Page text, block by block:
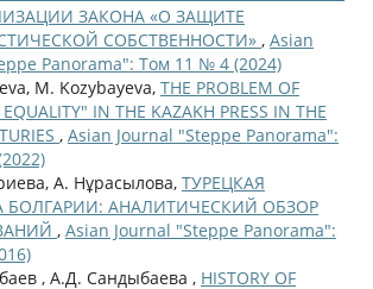
ЗАКОНА «О ЗАЩИТЕ
СОБСТВЕННОСТИ» , Asian
Panorama": Том 11 № 4 (2024)
M. Kozybayeva, THE PROBLEM OF
IN THE KAZAKH PRESS IN THE
, Asian Journal "Steppe Panorama":
А. Нұрасылова, ТУРЕЦКАЯ
БОЛГАРИИ: АНАЛИТИЧЕСКИЙ ОБЗОР
, Asian Journal "Steppe Panorama":
, А.Д. Сандыбаева , HISTORY OF